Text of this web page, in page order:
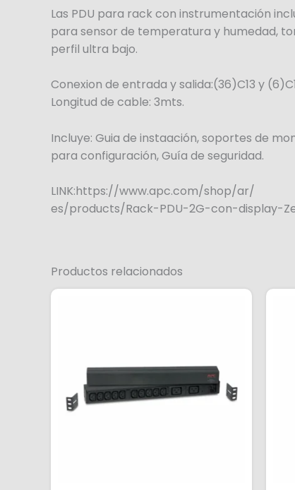
Las PDU para rack con instrumentación
para sensor de temperatura y humedad,
perfil ultra bajo.
Conexion de entrada y salida:(36)C13 y
Longitud de cable: 3mts.
Incluye: Guia de instaación, soportes de
para configuración, Guía de seguridad.
LINK:https://www.apc.com/shop/ar/
es/products/Rack-PDU-2G-con-display-
Productos relacionados